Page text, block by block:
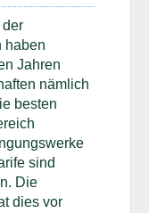
der
haben
Jahren
nämlich
besten
sind
Die
dies vor